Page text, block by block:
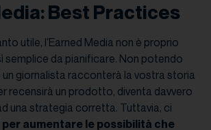
Best Practices
utile, l’Earned Media non è proprio
semplice da pianificare. Non potendo
giornalista racconterà la vostra storia
recensirà un prodotto, diventa davvero
una strategia corretta. Tuttavia, ci
per aumentare le possibilità che